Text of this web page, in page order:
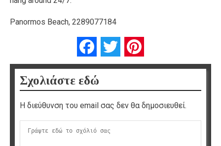
Panormos Beach, 2289077184
FacebookTwitter
Σχολιάστε εδώ
Η διεύθυνση του email σας δεν θα δημοσιευθεί.